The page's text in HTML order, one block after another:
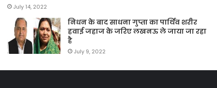
July 14, 2022
निधन के बाद साधना गुप्ता का पार्थिव शरीर
हवाई जहाज के जरिए लखनऊ ले जाया जा रहा
है
July 9, 2022